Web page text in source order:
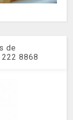
de
8868